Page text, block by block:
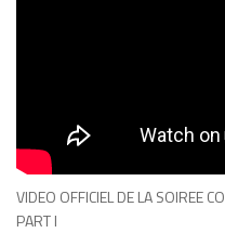
VIDEO OFFICIEL DE LA SOIREE
PART I